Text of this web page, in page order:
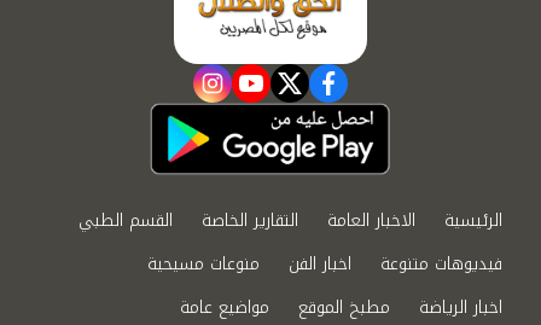
facebook
twitter
youtube
instagram
الرئيسية الاخبار العامة التقارير الخاصة
القسم الطبي
فيديوهات متنوعة
اخبار الفن
منوعات مسيحية
اخبار الرياضة
مطبخ الموقع
مواضيع عامة